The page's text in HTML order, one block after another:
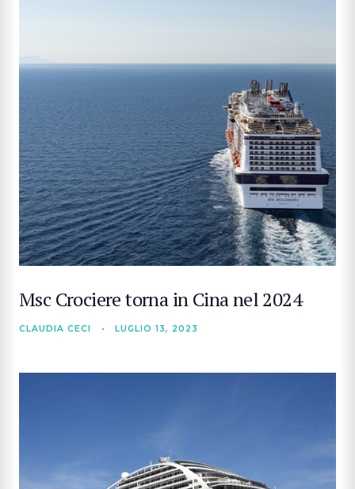
Msc Crociere torna in Cina nel 2024
CLAUDIA CECI • LUGLIO 13, 2023